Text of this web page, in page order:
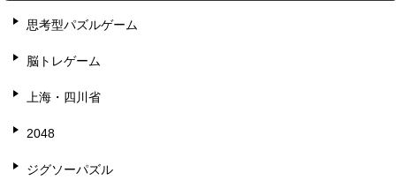
思考型パズルゲーム
脳トレゲーム
上海・四川省
2048
ジグソーパズル